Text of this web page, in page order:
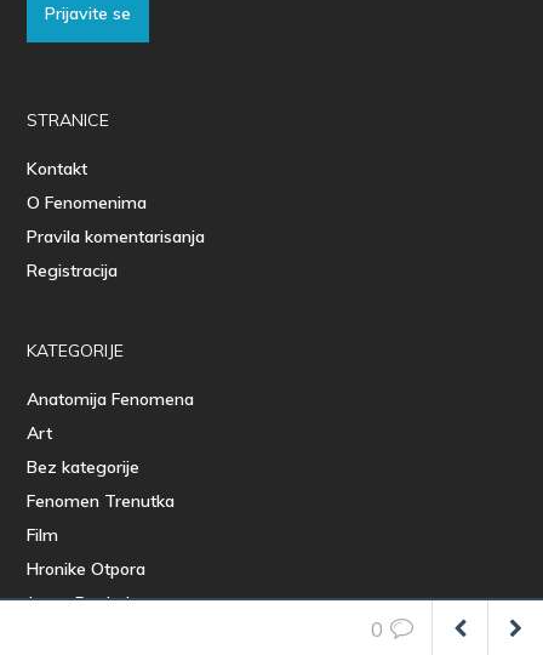
Prijavite se
STRANICE
Kontakt
O Fenomenima
Pravila komentarisanja
Registracija
KATEGORIJE
Anatomija Fenomena
Art
Bez kategorije
Fenomen Trenutka
Film
Hronike Otpora
Jasan Pogled
0